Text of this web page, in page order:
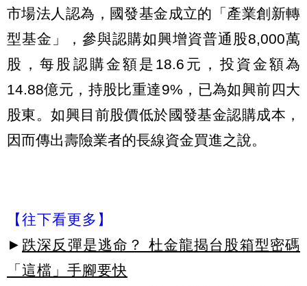
市場法人認為，國發基金成立的「產業創新轉
型基金」，參與認購如興增資普通股8,000萬
股，每股認購金額是18.6元，投資金額為
14.88億元，持股比重達9%，已為如興前四大
股東。如興目前股價低於國發基金認購成本，
因而傳出壽險業者的長線資金買進之說。
【往下看更多】
► 跌深反彈是逃命？ 杜金龍揭台股箱型密碼
「這檔」手腳要快